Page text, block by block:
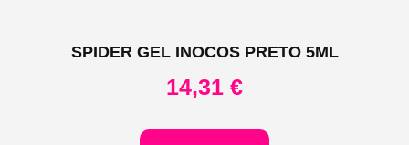
SPIDER GEL INOCOS PRETO 5ML
14,31 €